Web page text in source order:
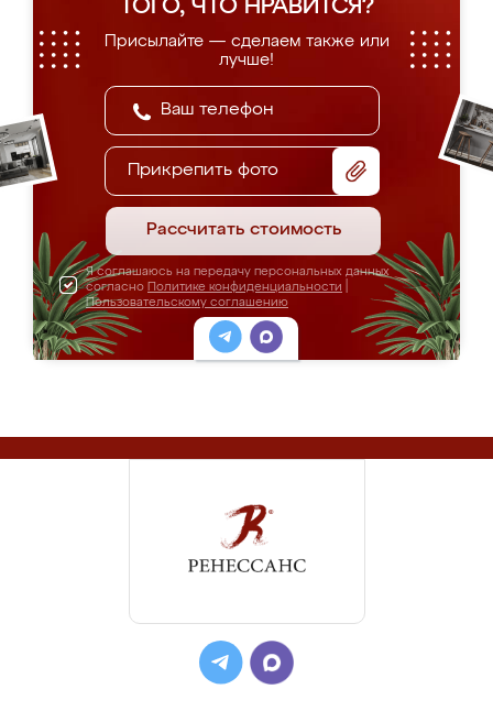
ТОГО, ЧТО НРАВИТСЯ?
Присылайте — сделаем также или
лучше!
Прикрепить фото
Рассчитать стоимость
Я соглашаюсь на передачу персональных данных
согласно Политике конфиденциальности
Пользовательскому соглашению